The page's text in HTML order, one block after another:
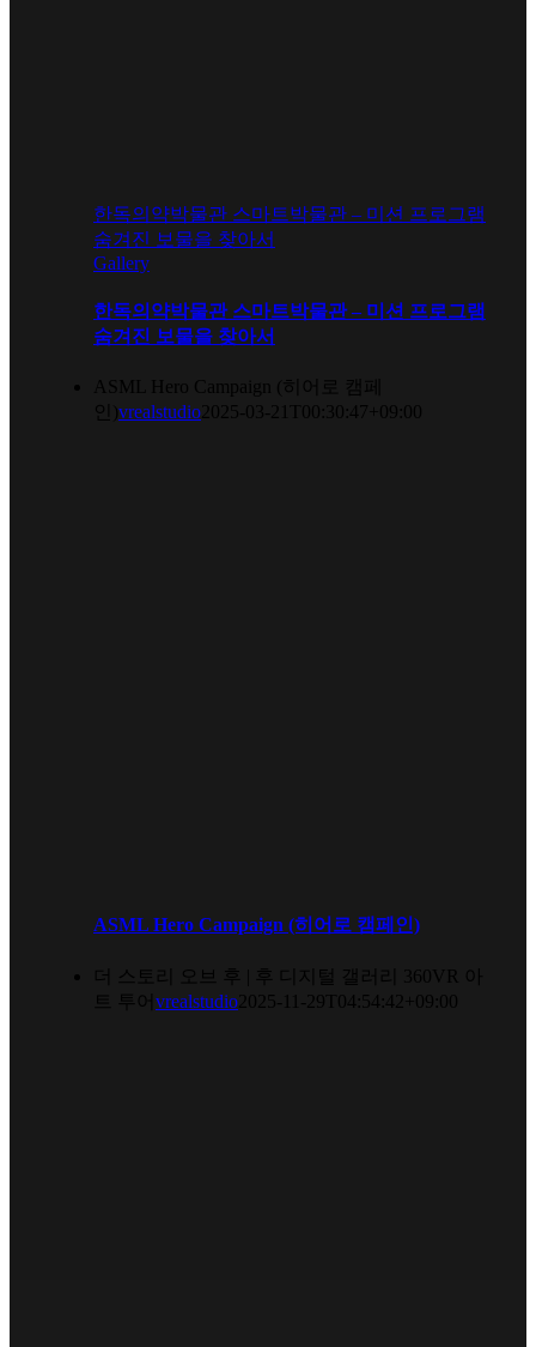
한독의약박물관 스마트박물관 – 미션 프로그램
숨겨진 보물을 찾아서
Gallery
한독의약박물관 스마트박물관 – 미션 프로그램
숨겨진 보물을 찾아서
ASML Hero Campaign (히어로 캠페
인)vrealstudio 2025-03-21T00:30:47+09:00
ASML Hero Campaign (히어로 캠페인)
더 스토리 오브 후 | 후 디지털 갤러리 360VR 아
트 투어 vrealstudio 2025-11-29T04:54:42+09:00